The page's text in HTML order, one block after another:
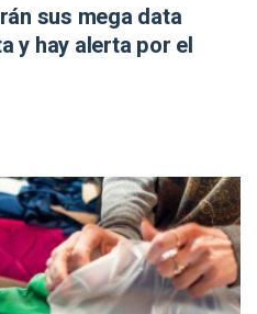
sus mega data
y hay alerta por el